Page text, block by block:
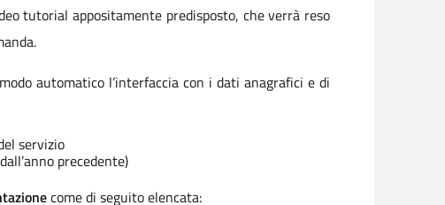
tutorial appositamente predisposto, che verrà reso
automatico l’interfaccia con i dati anagrafici e di
servizio
precedente)
come di seguito elencata: